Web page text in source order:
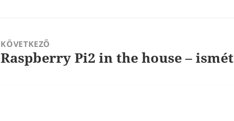
KÖVETKEZŐ
Következő
Raspberry Pi2 in the house – ismét